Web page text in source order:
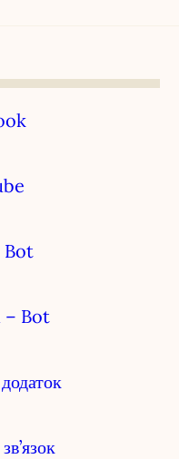
Bot
– Bot